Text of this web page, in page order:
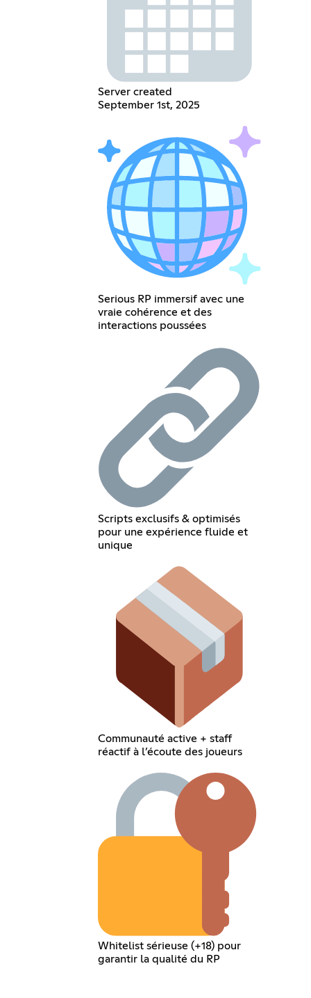
Server created
September 1st, 2025
Serious RP immersif avec une
vraie cohérence et des
interactions poussées
Scripts exclusifs & optimisés
pour une expérience fluide et
unique
Communauté active + staff
réactif à l’écoute des joueurs
Whitelist sérieuse (+18) pour
garantir la qualité du RP